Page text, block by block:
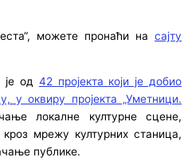
можете пронаћи на сајту
је од 42 пројекта који је добио
у оквиру пројекта „Уметници.
локалне културне сцене,
мрежу културних станица,
публике.